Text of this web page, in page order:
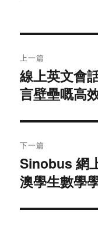
章
导
航
上一篇
上
篇
章：
線上英文會
言壁壘嘅高
下一篇
下
篇
章：
Sinobus 網
澳學生數學